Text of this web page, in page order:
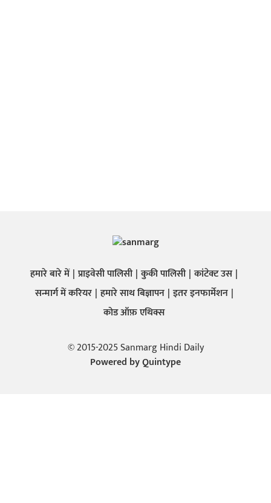
हमारे बारे में प्राइवेसी पालिसी कुकी पालिसी कांटेक्ट उस
सन्मार्ग में करियर हमारे साथ बिज्ञापन इतर इनफार्मेशन
कोड ऑफ़ एथिक्स
© 2015-2025 Sanmarg Hindi Daily
Powered byQuintype